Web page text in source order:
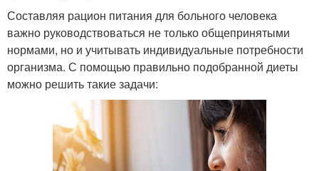
Составляя рацион питания для больного человека
важно руководствоваться не только общепринятыми
нормами, но и учитывать индивидуальные потребности
организма. С помощью правильно подобранной диеты
можно решить такие задачи: